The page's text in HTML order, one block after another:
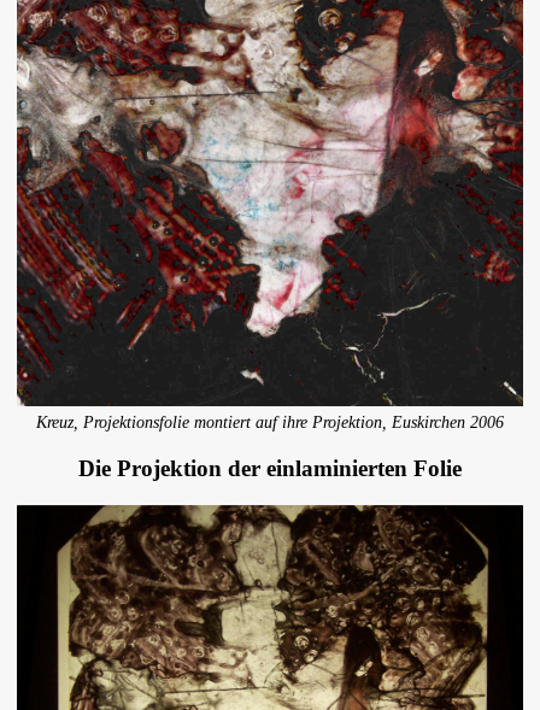
Kreuz, Projektionsfolie montiert auf ihre Projektion, Euskirchen 2006
Die Projektion der einlaminierten Folie